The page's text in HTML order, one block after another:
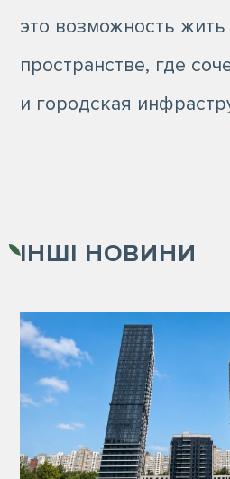
это возможность
пространстве, где
и городская
ІНШІ НОВИНИ